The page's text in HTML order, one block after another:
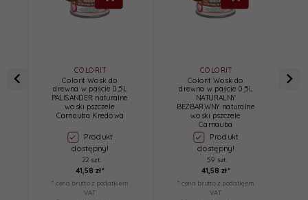
COLORIT
Colorit Wosk do
drewna w paście 0,5L
PALISANDER naturalne
woski pszczele
Carnauba Kredowa
Produkt
dostępny!
22 szt.
41,58 zł*
* cena brutto z podatkiem
VAT
COLORIT
Colorit Wosk do
drewna w paście 0,5L
NATURALNY
BEZBARWNY naturalne
woski pszczele
Carnauba
Produkt
dostępny!
59 szt.
41,58 zł*
* cena brutto z podatkiem
VAT